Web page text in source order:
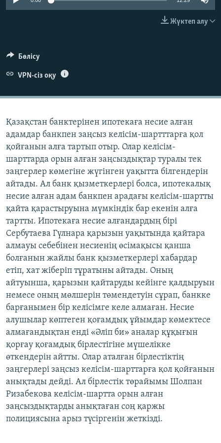
ЖАЗЫЛЫҢЫЗ
Басқа тілдерде
Жүктеп алу
Бөлісу
VPN-сіз оқу
Қазақстан банктерінен ипотекаға несие алған
адамдар банкпен заңсыз келісім-шартттарға қол
қойғанын алға тартып отыр. Олар келісім-
шарттарда орын алған заңсыздықтар туралы тек
заңгерлер көмегіне жүгінген уақытта білгендерін
айтады. Ал банк қызметкерлері болса, ипотекалық
несие алған адам банкпен арадағы келісім-шартты
қайта қарастыруына мүмкіндік бар екенін алға
тартты. Ипотекаға несие алғандардың бірі
Сербутаева Гүлнара қарызын уақытында қайтара
алмауы себебінен несиенің өсімақысы қанша
болғанын жайлы банк қызметкерлері хабардар
етіп, хат жіберіп тұратыны айтады. Оның
айтуынша, қарызын қайтаруды кейінге қалдыруын
немесе оның мөлшерін төмендетуін сұрап, банкке
барғанымен бір келісімге келе алмаған. Несие
алушылар көптеген қоғамдық ұйымдар көмектесе
алмағандықтан енді «Әліп би» аналар құқығын
қорғау қоғамдық бірлестігіне мүшелікке
өткендерін айтты. Олар аталған бірлестіктің
заңгерлері заңсыз келісім-шарттарға қол қойғанын
анықтады дейді. Ал бірлестік төрайымы Шолпан
Ризабекова келісім-шартта орын алған
заңсыздықтарды анықтаған соң қаржы
полициясына арыз түсіргенін жеткізді.